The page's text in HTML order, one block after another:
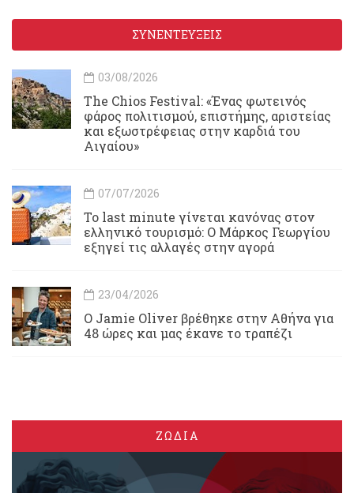
ΣΥΝΕΝΤΕΥΞΕΙΣ
03/08/2026
Τhe Chios Festival: «Ένας φωτεινός
φάρος πολιτισμού, επιστήμης, αριστείας
και εξωστρέφειας στην καρδιά του
Αιγαίου»
07/07/2026
Το last minute γίνεται κανόνας στον
ελληνικό τουρισμό: Ο Μάρκος Γεωργίου
εξηγεί τις αλλαγές στην αγορά
23/04/2026
Ο Jamie Oliver βρέθηκε στην Αθήνα για
48 ώρες και μας έκανε το τραπέζι
ΖΩΔΙΑ